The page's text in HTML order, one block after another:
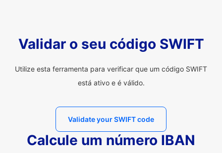
Validar o seu código SWIFT
Utilize esta ferramenta para verificar que um código SWIFT
está ativo e é válido.
Validate your SWIFT code
Calcule um número IBAN